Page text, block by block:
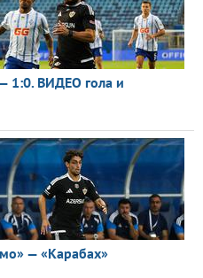
1:0. ВИДЕО гола и
— «Карабах»